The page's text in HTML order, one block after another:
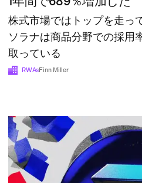
株式市場ではトップを走っ
ソラナは商品分野での採用
取っている
RWAsFinn Miller